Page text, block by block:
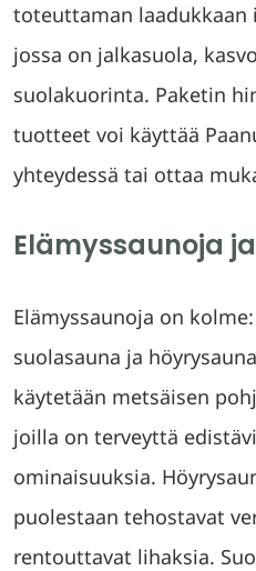
toteuttaman
jossa on jalkasuola,
suolakuorinta. Paketin
tuotteet voi käyttää
yhteydessä tai ottaa
Elämyssaunoja
Elämyssaunoja on
suolasauna ja
käytetään metsäisen
joilla on terveyttä
ominaisuuksia.
puolestaan tehostavat
rentouttavat lihaksia.